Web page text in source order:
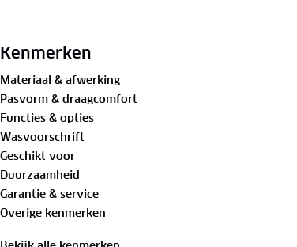
capuchon, manchetten en zoom aan tot alles
sleutels, zodat je ze niet kwijtraakt.
je zichtbaar bent als het schemert. Trek deze
Het model is 1.90 m lang en draagt maat L.
Bewust onderweg met hergebruikt
Buitenstof: 100%
Voering: 100%gerecycled polyester
Kenmerken
Materiaal & afwerking
Pasvorm & draagcomfort
Functies & opties
Wasvoorschrift
Geschikt voor
Duurzaamheid
Garantie & service
Overige kenmerken